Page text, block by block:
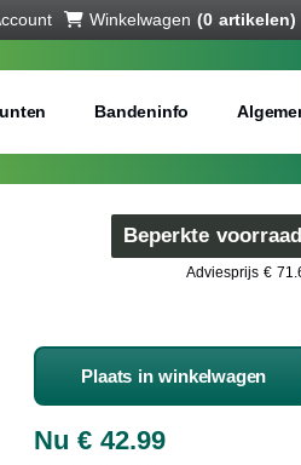
Winkelwagen (0 artikelen)
Bandeninfo
Beperkte voorraad
Adviesprijs €
Plaats in winkelwagen
Nu € 42.99